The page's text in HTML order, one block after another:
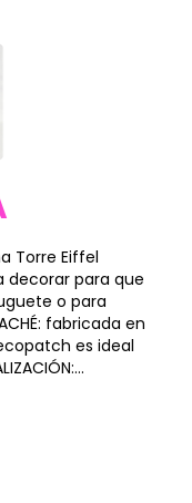
Torre Eiffel
para que
o para
fabricada en
es ideal